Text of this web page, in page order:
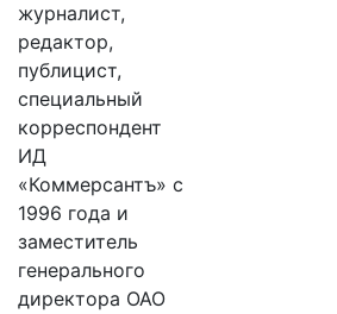
журналист,
редактор,
публицист,
специальный
корреспондент
ИД
«Коммерсантъ» с
1996 года и
заместитель
генерального
директора ОАО